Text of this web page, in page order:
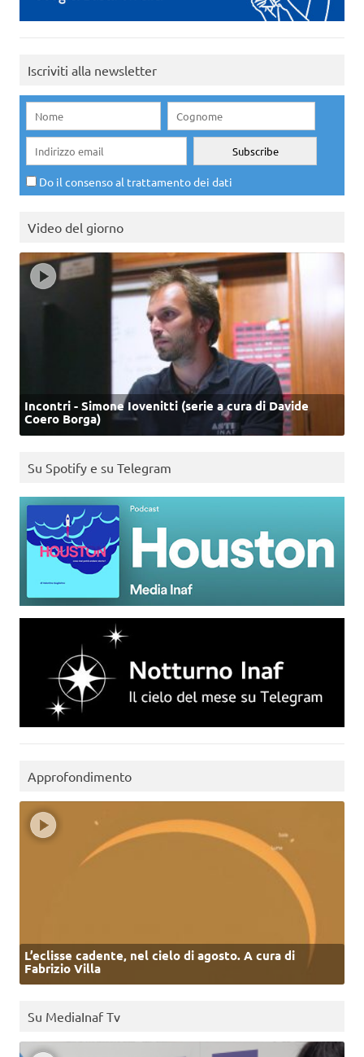
Iscriviti alla newsletter
Do il consenso al trattamento dei dati
Video del giorno
Incontri - Simone Iovenitti (serie a cura di Davide
Coero Borga)
Su Spotify e su Telegram
Approfondimento
L’eclisse cadente, nel cielo di agosto. A cura di
Fabrizio Villa
Su MediaInaf Tv